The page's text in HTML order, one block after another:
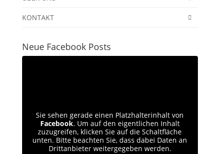
KONTAKT
Neue Facebook Posts
Sie sehen gerade einen Platzhalterinhalt von
Facebook. Um auf den eigentlichen Inhalt
zuzugreifen, klicken Sie auf die Schaltfläche
unten. Bitte beachten Sie, dass dabei Daten an
Drittanbieter weitergegeben werden.